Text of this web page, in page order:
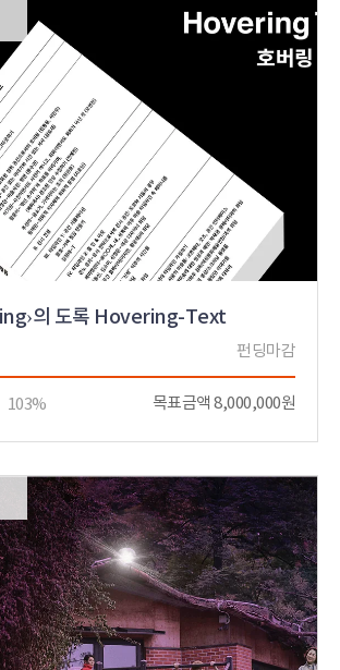
의 도록 Hovering-Text
펀딩마감
103% 목표금액 8,000,000원